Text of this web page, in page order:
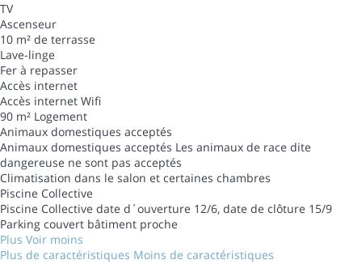
TV
Ascenseur
10 m² de terrasse
Lave-linge
Fer à repasser
Accès internet
Accès internet Wifi
90 m² Logement
Animaux domestiques acceptés
Animaux domestiques acceptés Les animaux de race dite
dangereuse ne sont pas acceptés
Climatisation dans le salon et certaines chambres
Piscine Collective
Piscine Collective date d´ouverture 12/6, date de clôture 15/9
Parking couvert bâtiment proche
Plus Voir moins
Plus de caractéristiques Moins de caractéristiques